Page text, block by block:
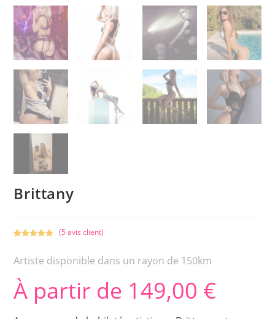
Brittany
sur 5
notation
client
(5 avis client)
Artiste disponible dans un rayon de 150km
À partir de 149,00 €